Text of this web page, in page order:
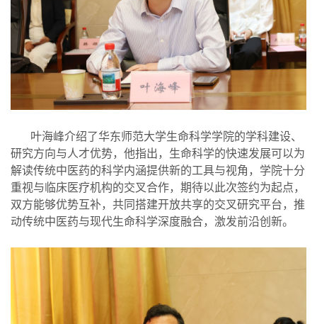
叶海峰介绍了华东师范大学生命科学学院的学科建设、
研究方向与人才优势，他指出，生命科学的快速发展可以为
解读传统中医药的科学内涵提供新的工具与视角，学院十分
重视与临床医疗机构的交叉合作，期待以此次签约为起点，
双方能够优势互补，共同搭建开放共享的交叉研究平台，推
动传统中医药与现代生命科学深度融合，激发前沿创新。